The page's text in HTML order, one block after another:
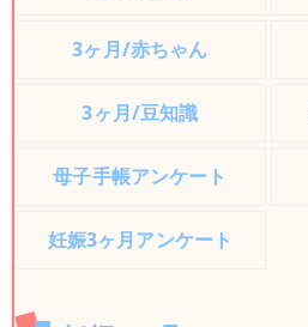
3ヶ月/赤ちゃん
3ヶ月/豆知識
母子手帳アンケート
妊娠3ヶ月アンケート